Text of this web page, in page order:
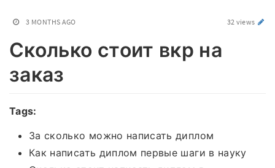
3 MONTHS AGO 32 views
Сколько стоит вкр на
заказ
Tags:
За сколько можно написать диплом
Как написать диплом первые шаги в науку